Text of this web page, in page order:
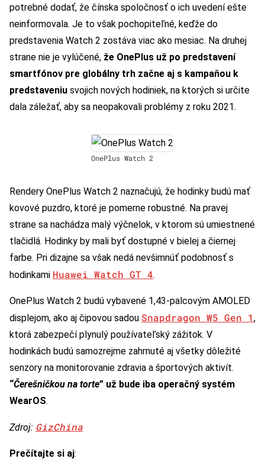
potrebné dodať, že čínska spoločnosť o ich uvedení ešte
neinformovala. Je to však pochopiteľné, keďže do
predstavenia Watch 2 zostáva viac ako mesiac. Na druhej
strane nie je vylúčené, že OnePlus už po predstavení
smartfónov pre globálny trh začne aj s kampaňou k
predstaveniu svojich nových hodiniek, na ktorých si určite
dala záležať, aby sa neopakovali problémy z roku 2021.
OnePlus Watch 2
Rendery OnePlus Watch 2 naznačujú, že hodinky budú mať
kovové puzdro, ktoré je pomerne robustné. Na pravej
strane sa nachádza malý výčnelok, v ktorom sú umiestnené
tlačidlá. Hodinky by mali byť dostupné v bielej a čiernej
farbe. Pri dizajne sa však nedá nevšimnúť podobnosť s
hodinkami Huawei Watch GT 4.
OnePlus Watch 2 budú vybavené 1,43-palcovým AMOLED
displejom, ako aj čipovou sadou Snapdragon W5 Gen 1,
ktorá zabezpečí plynulý používateľský zážitok. V
hodinkách budú samozrejme zahrnuté aj všetky dôležité
senzory na monitorovanie zdravia a športových aktivít.
“Čerešničkou na torte” už bude iba operačný systém
WearOS.
Zdroj: GizChina
Prečítajte si aj: